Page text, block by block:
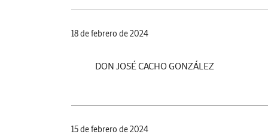
18 de febrero de 2024
DON JOSÉ CACHO GONZÁLEZ
15 de febrero de 2024